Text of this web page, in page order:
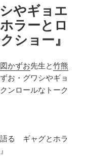
やギョエ
ラーとロ
ショー』
かずお先生と竹熊
お・グワシやギョ
ンロールなトーク
語る ギャグとホラ